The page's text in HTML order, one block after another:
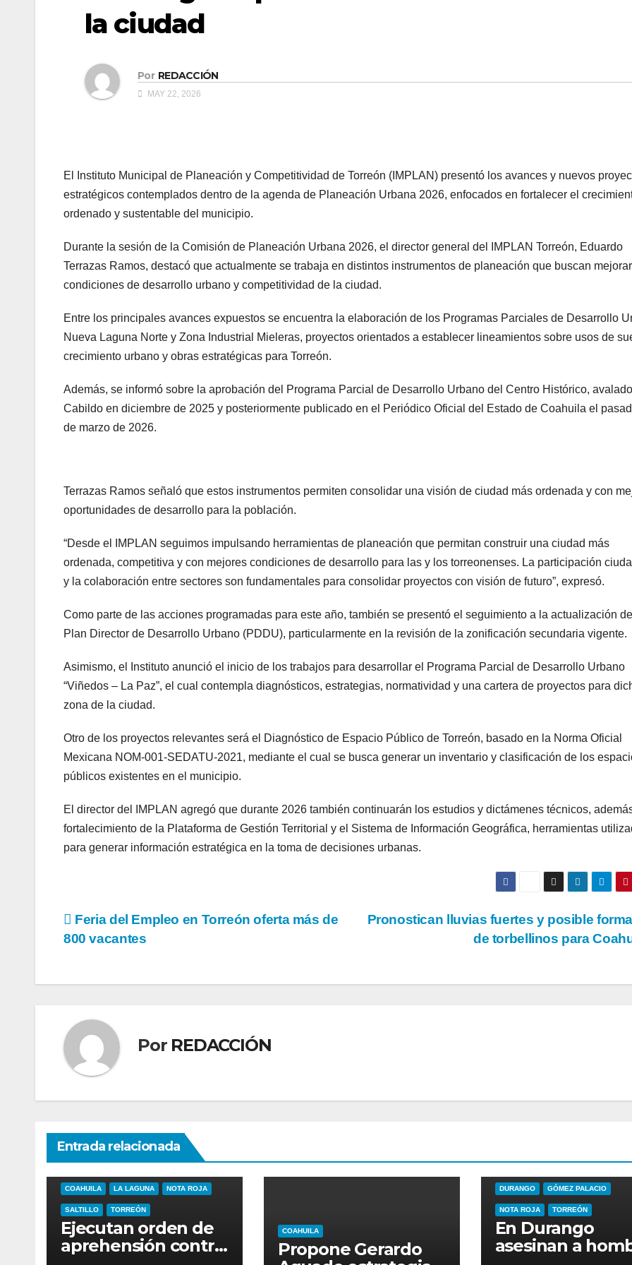
la ciudad
Por REDACCIÓN
MAY 22, 2026
El Instituto Municipal de Planeación y Competitividad de Torreón (IMPLAN) presentó los avances y nuevos
estratégicos contemplados dentro de la agenda de Planeación Urbana 2026, enfocados en fortalecer el
ordenado y sustentable del municipio.
Durante la sesión de la Comisión de Planeación Urbana 2026, el director general del IMPLAN Torreón, Eduardo
Terrazas Ramos, destacó que actualmente se trabaja en distintos instrumentos de planeación que buscan
condiciones de desarrollo urbano y competitividad de la ciudad.
Entre los principales avances expuestos se encuentra la elaboración de los Programas Parciales de Desarrollo
Nueva Laguna Norte y Zona Industrial Mieleras, proyectos orientados a establecer lineamientos sobre usos de
crecimiento urbano y obras estratégicas para Torreón.
Además, se informó sobre la aprobación del Programa Parcial de Desarrollo Urbano del Centro Histórico,
Cabildo en diciembre de 2025 y posteriormente publicado en el Periódico Oficial del Estado de Coahuila el
de marzo de 2026.
Terrazas Ramos señaló que estos instrumentos permiten consolidar una visión de ciudad más ordenada y con
oportunidades de desarrollo para la población.
“Desde el IMPLAN seguimos impulsando herramientas de planeación que permitan construir una ciudad más
ordenada, competitiva y con mejores condiciones de desarrollo para las y los torreonenses. La participación
y la colaboración entre sectores son fundamentales para consolidar proyectos con visión de futuro”, expresó.
Como parte de las acciones programadas para este año, también se presentó el seguimiento a la actualización
Plan Director de Desarrollo Urbano (PDDU), particularmente en la revisión de la zonificación secundaria vigente.
Asimismo, el Instituto anunció el inicio de los trabajos para desarrollar el Programa Parcial de Desarrollo Urbano
“Viñedos – La Paz”, el cual contempla diagnósticos, estrategias, normatividad y una cartera de proyectos para
zona de la ciudad.
Otro de los proyectos relevantes será el Diagnóstico de Espacio Público de Torreón, basado en la Norma Oficial
Mexicana NOM-001-SEDATU-2021, mediante el cual se busca generar un inventario y clasificación de los
públicos existentes en el municipio.
El director del IMPLAN agregó que durante 2026 también continuarán los estudios y dictámenes técnicos,
fortalecimiento de la Plataforma de Gestión Territorial y el Sistema de Información Geográfica, herramientas
para generar información estratégica en la toma de decisiones urbanas.
Navegación
entradas
Pronostican lluvias fuertes y posible
de torbellinos para
Feria del Empleo en Torreón oferta más de
800 vacantes
Por REDACCIÓN
Entrada relacionada
COAHUILA LA LAGUNA NOTA ROJA
SALTILLO TORREÓN
Ejecutan orden de
aprehensión contra
COAHUILA
Propone Gerardo
DURANGO GÓMEZ PALACIO
NOTA ROJA TORREÓN
En Durango
asesinan a